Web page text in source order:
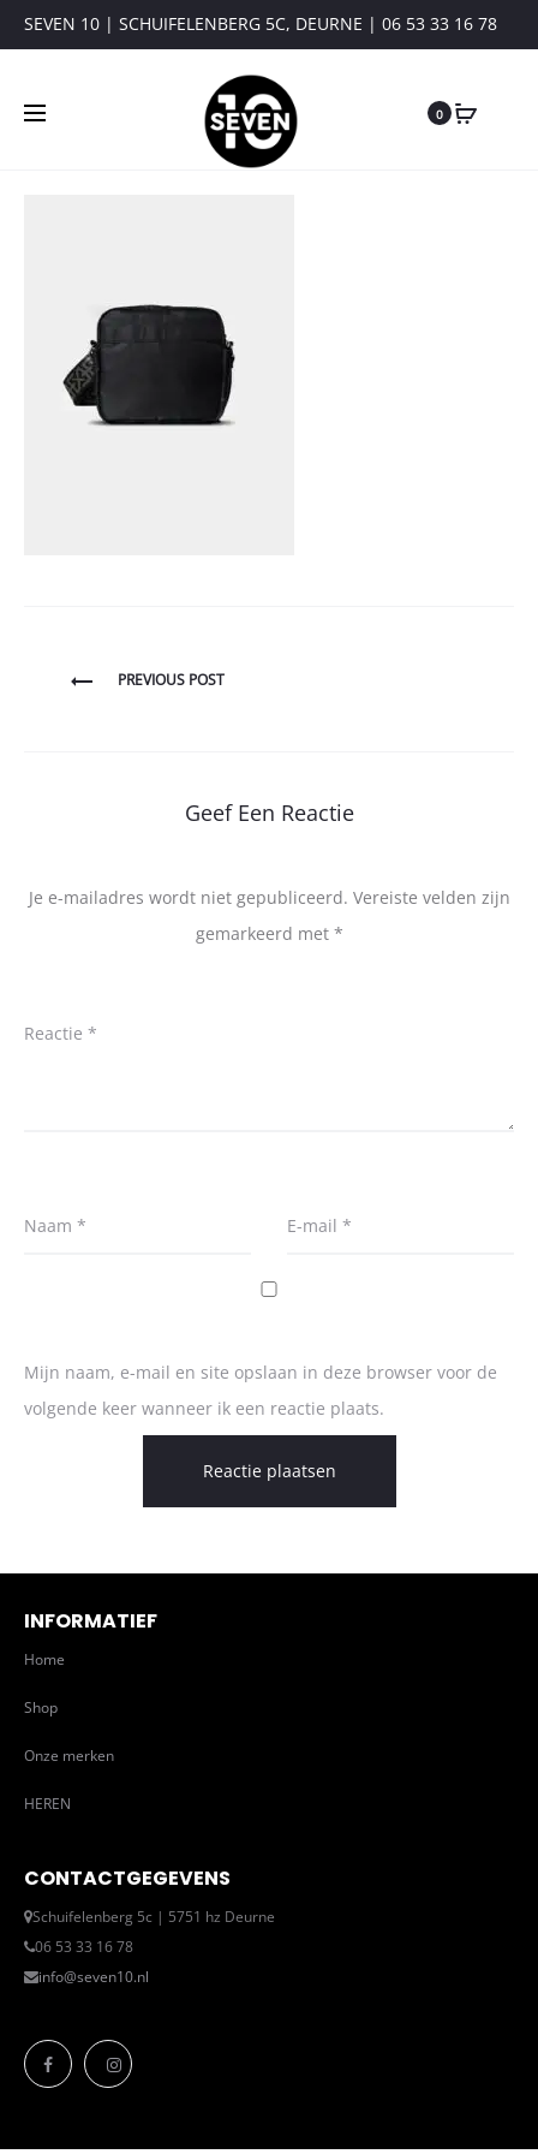
SEVEN 10 | SCHUIFELENBERG 5C, DEURNE | 06 53 33 16 78
0
BerichtPREVIOUS POST
Geef Een Reactie
Je e-mailadres wordt niet gepubliceerd. Vereiste velden zijn
gemarkeerd met *
Reactie *
Naam * E-mail *
Mijn naam, e-mail en site opslaan in deze browser voor de
volgende keer wanneer ik een reactie plaats.
INFORMATIEF
Home
Shop
Onze merken
HEREN
CONTACTGEGEVENS
Schuifelenberg 5c | 5751 hz Deurne
06 53 33 16 78
info@seven10.nl